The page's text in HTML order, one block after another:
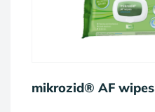
mikrozid® AF wipes